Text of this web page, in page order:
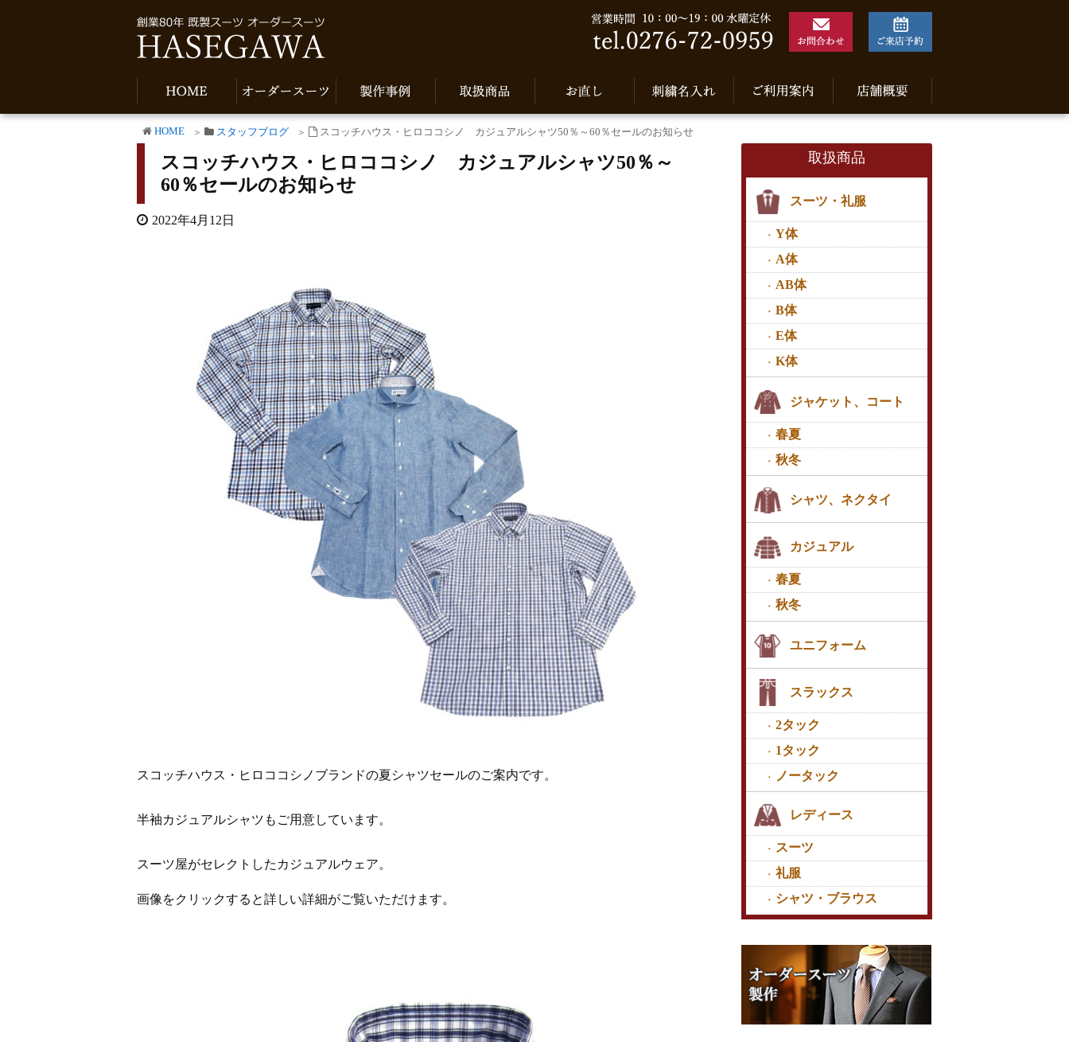
HOME スタッフブログ スコッチハウス・ヒロココシノ カジュアルシャツ50％～60％セールのお知らせ
スコッチハウス・ヒロココシノ カジュアルシャツ50％～
60％セールのお知らせ
2022年4月12日
スコッチハウス・ヒロココシノブランドの夏シャツセールのご案内です。
半袖カジュアルシャツもご用意しています。
スーツ屋がセレクトしたカジュアルウェア。
画像をクリックすると詳しい詳細がご覧いただけます。
取扱商品
スーツ・礼服
Y体
A体
AB体
B体
E体
K体
ジャケット、コート
春夏
秋冬
シャツ、ネクタイ
カジュアル
春夏
秋冬
ユニフォーム
スラックス
2タック
1タック
ノータック
レディース
スーツ
礼服
シャツ・ブラウス